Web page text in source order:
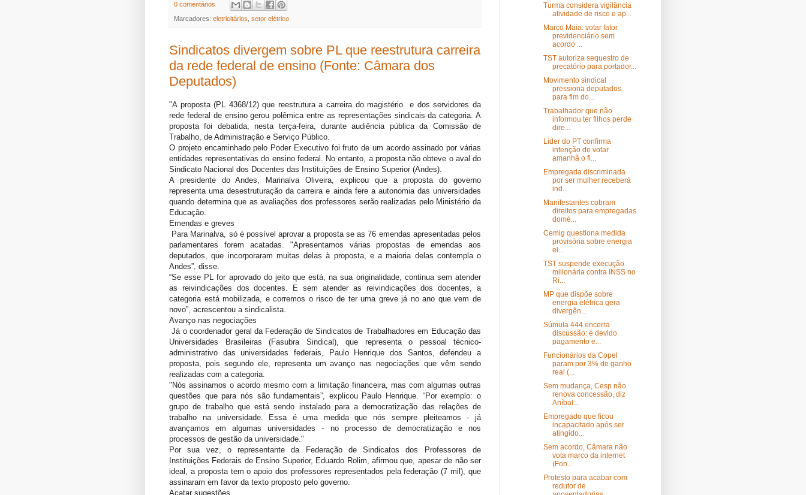
0 comentários
Marcadores: eletricitários setor elétrico
Sindicatos divergem sobre PL que reestrutura carreira
da rede federal de ensino (Fonte: Câmara dos
Deputados)
"A proposta (PL 4368/12) que reestrutura a carreira do magistério e dos servidores da
rede federal de ensino gerou polêmica entre as representações sindicais da categoria. A
proposta foi debatida, nesta terça-feira, durante audiência pública da Comissão de
Trabalho, de Administração e Serviço Público.
O projeto encaminhado pelo Poder Executivo foi fruto de um acordo assinado por várias
entidades representativas do ensino federal. No entanto, a proposta não obteve o aval do
Sindicato Nacional dos Docentes das Instituições de Ensino Superior (Andes).
A presidente do Andes, Marinalva Oliveira, explicou que a proposta do governo
representa uma desestruturação da carreira e ainda fere a autonomia das universidades
quando determina que as avaliações dos professores serão realizadas pelo Ministério da
Educação.
Emendas e greves
Para Marinalva, só é possível aprovar a proposta se as 76 emendas apresentadas pelos
parlamentares forem acatadas. "Apresentamos várias propostas de emendas aos
deputados, que incorporaram muitas delas à proposta, e a maioria delas contempla o
Andes”, disse.
“Se esse PL for aprovado do jeito que está, na sua originalidade, continua sem atender
as reivindicações dos docentes. E sem atender as reivindicações dos docentes, a
categoria está mobilizada, e corremos o risco de ter uma greve já no ano que vem de
novo”, acrescentou a sindicalista.
Avanço nas negociações
Já o coordenador geral da Federação de Sindicatos de Trabalhadores em Educação das
Universidades Brasileiras (Fasubra Sindical), que representa o pessoal técnico-
administrativo das universidades federais, Paulo Henrique dos Santos, defendeu a
proposta, pois segundo ele, representa um avanço nas negociações que vêm sendo
realizadas com a categoria.
"Nós assinamos o acordo mesmo com a limitação financeira, mas com algumas outras
questões que para nós são fundamentais”, explicou Paulo Henrique. “Por exemplo: o
grupo de trabalho que está sendo instalado para a democratização das relações de
trabalho na universidade. Essa é uma medida que nós sempre pleiteamos - já
avançamos em algumas universidades - no processo de democratização e nos
processos de gestão da universidade."
Por sua vez, o representante da Federação de Sindicatos dos Professores de
Instituições Federais de Ensino Superior, Eduardo Rolim, afirmou que, apesar de não ser
ideal, a proposta tem o apoio dos professores representados pela federação (7 mil), que
assinaram em favor da texto proposto pelo governo.
Acatar sugestões
Turma considera vigilância
atividade de risco e ap...
Marco Maia: votar fator
previdenciário sem
acordo ...
TST autoriza sequestro de
precatório para portador...
Movimento sindical
pressiona deputados
para fim do...
Trabalhador que não
informou ter filhos perde
dire...
Líder do PT confirma
intenção de votar
amanhã o fi...
Empregada discriminada
por ser mulher receberá
ind...
Manifestantes cobram
direitos para empregadas
domé...
Cemig questiona medida
provisória sobre energia
el...
TST suspende execução
milionária contra INSS no
Ri...
MP que dispõe sobre
energia elétrica gera
divergên...
Súmula 444 encerra
discussão: é devido
pagamento e...
Funcionários da Copel
param por 3% de ganho
real (...
Sem mudança, Cesp não
renova concessão, diz
Aníbal...
Empregado que ficou
incapacitado após ser
atingido...
Sem acordo, Câmara não
vota marco da internet
(Fon...
Protesto para acabar com
redutor de